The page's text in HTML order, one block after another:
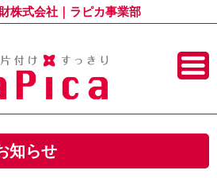
株式会社｜ラピカ事業部
ン
ン
知らせ